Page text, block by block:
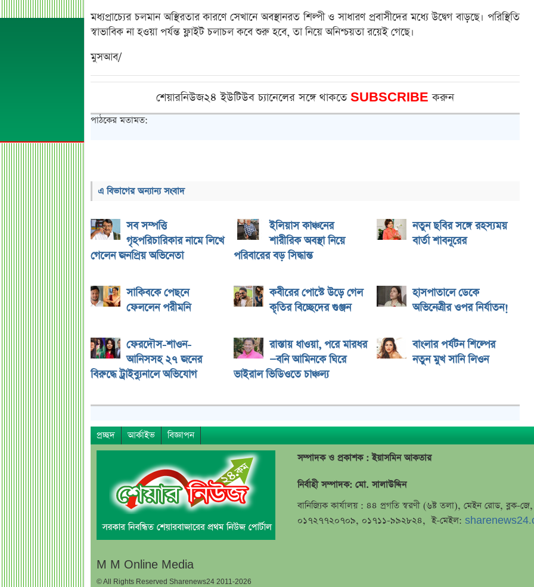
মধ্যপ্রাচ্যের চলমান অস্থিরতার কারণে সেখানে অবস্থানরত শিল্পী ও সাধারণ প্রবাসীদের মধ্যে উদ্বেগ বাড়ছে। পরিস্থিতি
স্বাভাবিক না হওয়া পর্যন্ত ফ্লাইট চলাচল কবে শুরু হবে, তা নিয়ে অনিশ্চয়তা রয়েই গেছে।
মুসআব/
শেয়ারনিউজ২৪ ইউটিউব চ্যানেলের সঙ্গে থাকতে SUBSCRIBEকরুন
পাঠকের মতামত:
এ বিভাগের অন্যান্য সংবাদ
সব সম্পত্তি
গৃহপরিচারিকার নামে লিখে
গেলেন জনপ্রিয় অভিনেতা
ইলিয়াস কাঞ্চনের
শারীরিক অবস্থা নিয়ে
পরিবারের বড় সিদ্ধান্ত
নতুন ছবির সঙ্গে রহস্যময়
বার্তা শাবনূরের
সাকিবকে পেছনে
ফেললেন পরীমনি
কবীরের পোস্টে উড়ে গেল
কৃতির বিচ্ছেদের গুঞ্জন
হাসপাতালে ডেকে
অভিনেত্রীর ওপর নির্যাতন!
ফেরদৌস-শাওন-
আনিসসহ ২৭ জনের
বিরুদ্ধে ট্রাইব্যুনালে অভিযোগ
রাস্তায় ধাওয়া, পরে মারধর
—বনি আমিনকে ঘিরে
ভাইরাল ভিডিওতে চাঞ্চল্য
বাংলার পর্যটন শিল্পের
নতুন মুখ সানি লিওন
প্রচ্ছদ আর্কাইভ বিজ্ঞাপন
M M Online Media
© All Rights Reserved Sharenews24 2011-2026
সম্পাদক ও প্রকাশক : ইয়াসমিন আকতার
নির্বাহী সম্পাদক: মো. সালাউদ্দিন
বানিজ্যিক কার্যালয় : ৪৪ প্রগতি স্বরণী (৬ষ্ট তলা), মেইন রোড, ব্লক-
০১৭২৭৭২০৭০৯, ০১৭১১-৯৯২৮২৪, ই-মেইল: